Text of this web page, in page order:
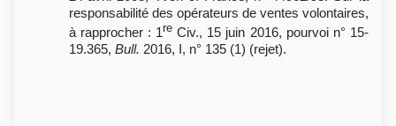
responsabilité des opérateurs de ventes volontaires,
à rapprocher : 1reCiv., 15 juin 2016, pourvoi n° 15-
19.365, Bull. 2016, I, n° 135 (1) (rejet).